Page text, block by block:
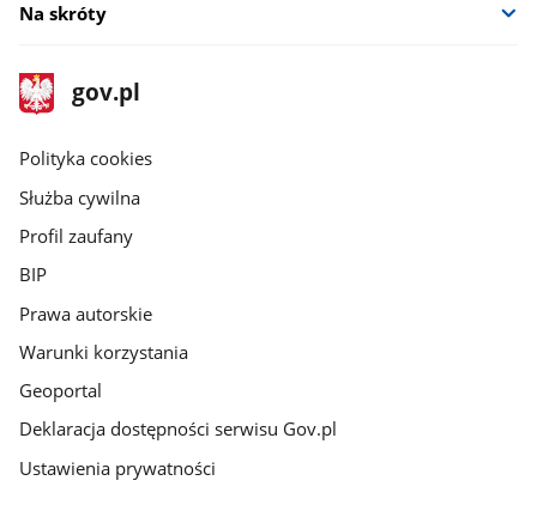
Na skróty
stopka
gov.pl
Strona
gov.pl
gov.pl
Polityka cookies
Służba cywilna
Profil zaufany
BIP
Prawa autorskie
Warunki korzystania
Geoportal
Deklaracja dostępności serwisu Gov.pl
Ustawienia prywatności